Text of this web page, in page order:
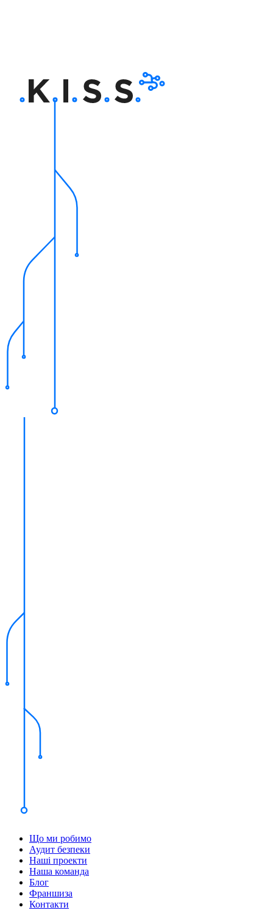
Що ми робимо
Аудит безпеки
Наші проекти
Наша команда
Блог
Франшиза
Контакти